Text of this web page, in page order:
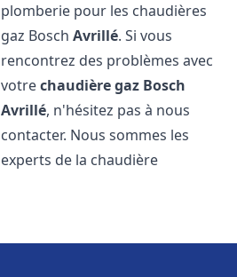
plomberie pour les chaudières
gaz BoschAvrillé. Si vous
rencontrez des problèmes avec
votrechaudière gaz Bosch
Avrillé, n'hésitez pas à nous
contacter. Nous sommes les
experts de la chaudière